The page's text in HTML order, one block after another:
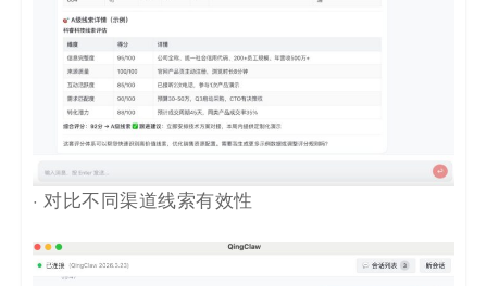
· 对比不同渠道线索有效性